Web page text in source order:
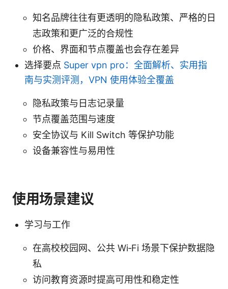
知名品牌往往有更透明的隐私政策、严格的日
志政策和更广泛的合规性
价格、界面和节点覆盖也会存在差异
选择要点 Super vpn pro：全面解析、实用指
南与实测评测，VPN 使用体验全覆盖
隐私政策与日志记录量
节点覆盖范围与速度
安全协议与 Kill Switch 等保护功能
设备兼容性与易用性
使用场景建议
学习与工作
在高校校园网、公共 Wi‑Fi 场景下保护数据隐
私
访问教育资源时提高可用性和稳定性